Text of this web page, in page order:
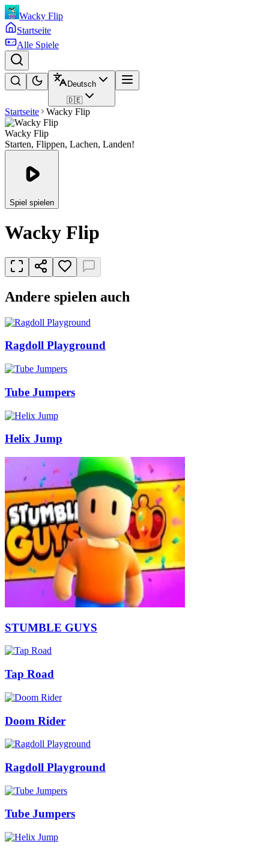
Wacky Flip
Startseite
Alle Spiele
Deutsch
🇩🇪
Startseite Wacky Flip
Wacky Flip
Starten, Flippen, Lachen, Landen!
Spiel spielen
Wacky Flip
Andere spielen auch
Ragdoll Playground
Tube Jumpers
Helix Jump
STUMBLE GUYS
Tap Road
Doom Rider
Ragdoll Playground
Tube Jumpers